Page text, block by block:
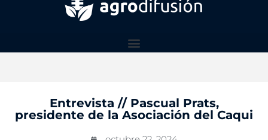
Entrevista // Pascual Prats,
presidente de la Asociación del Caqui